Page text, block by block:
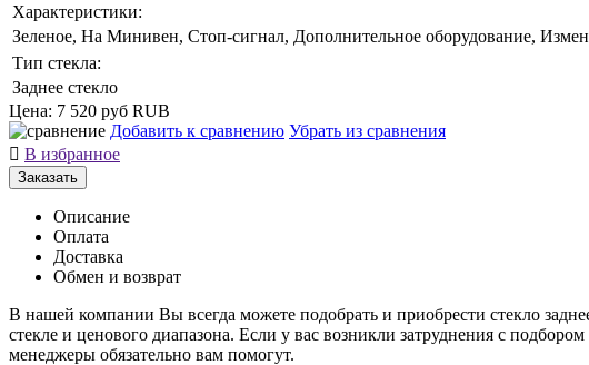
Характеристики:
Зеленое, На Минивен, Стоп-сигнал, Дополнительное оборудование,
Тип стекла:
Заднее стекло
Цена: 7 520 руб RUB
Добавить к сравнению Убрать из сравнения
 В избранное
Заказать
Описание
Оплата
Доставка
Обмен и возврат
В нашей компании Вы всегда можете подобрать и приобрести стекло
стекле и ценового диапазона. Если у вас возникли затруднения с
менеджеры обязательно вам помогут.